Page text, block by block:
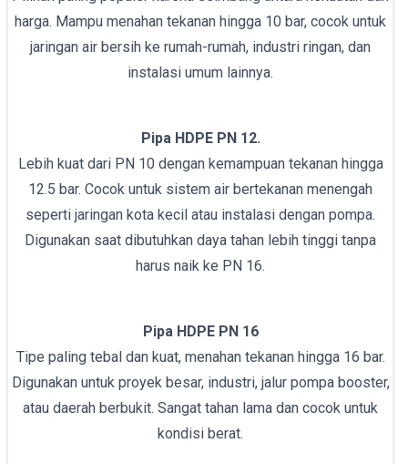
harga. Mampu menahan tekanan hingga 10 bar, cocok untuk
jaringan air bersih ke rumah-rumah, industri ringan, dan
instalasi umum lainnya.
Pipa HDPE PN 12.
Lebih kuat dari PN 10 dengan kemampuan tekanan hingga
12.5 bar. Cocok untuk sistem air bertekanan menengah
seperti jaringan kota kecil atau instalasi dengan pompa.
Digunakan saat dibutuhkan daya tahan lebih tinggi tanpa
harus naik ke PN 16.
Pipa HDPE PN 16
Tipe paling tebal dan kuat, menahan tekanan hingga 16 bar.
Digunakan untuk proyek besar, industri, jalur pompa booster,
atau daerah berbukit. Sangat tahan lama dan cocok untuk
kondisi berat.